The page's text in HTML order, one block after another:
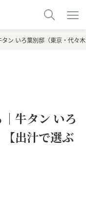
ン いろ葉別邸（東京・代々
牛タン いろ
出汁で選ぶ